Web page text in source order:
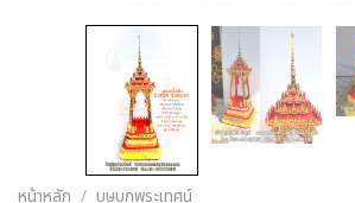
หน้าหลัก / บุษบกพระเทศน์